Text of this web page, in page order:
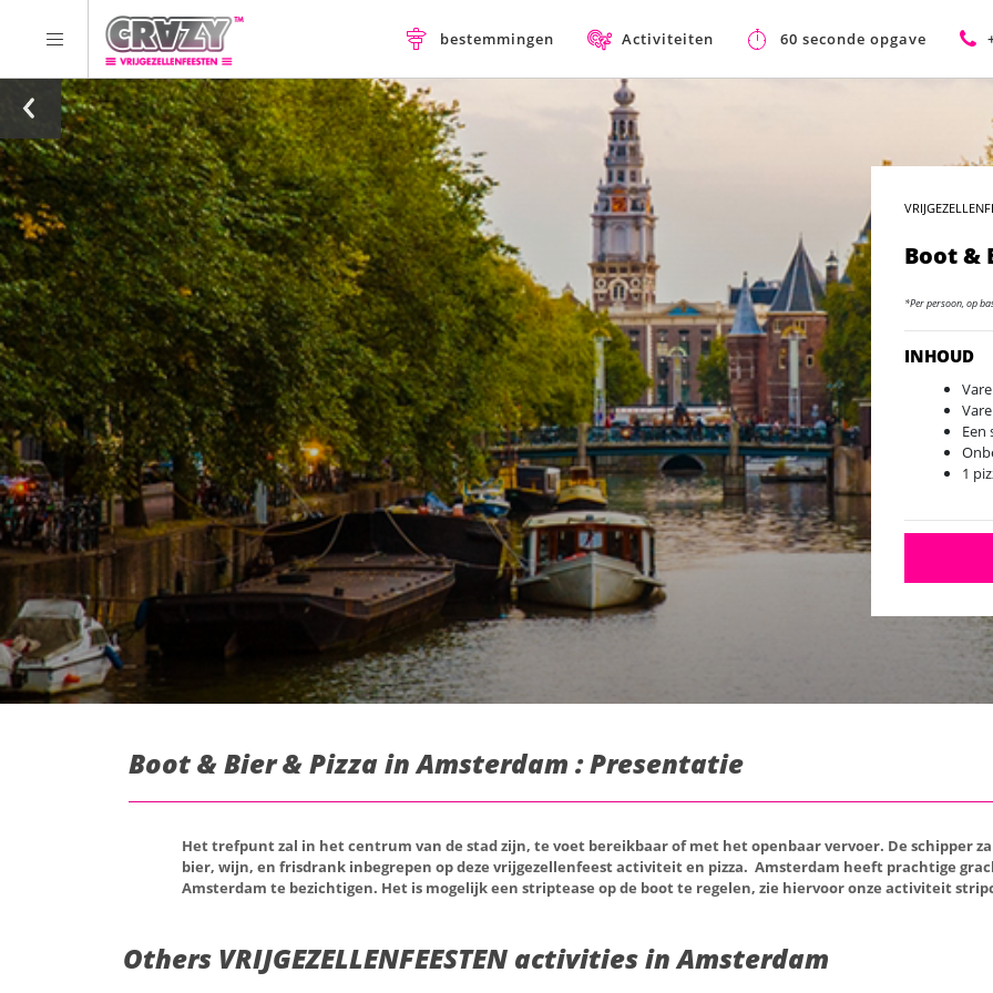
bestemmingen Activiteiten 60 seconde opgave
Boot &
*Per persoon, op
INHOUD
Een
1
Boot & Bier & Pizza in Amsterdam : Presentatie
Het trefpunt zal in het centrum van de stad zijn, te voet bereikbaar of met het openbaar vervoer. De schipper
bier, wijn, en frisdrank inbegrepen op deze vrijgezellenfeest activiteit en pizza. Amsterdam heeft prachtige
Amsterdam te bezichtigen. Het is mogelijk een striptease op de boot te regelen, zie hiervoor onze activiteit
Others VRIJGEZELLENFEESTEN activities in Amsterdam